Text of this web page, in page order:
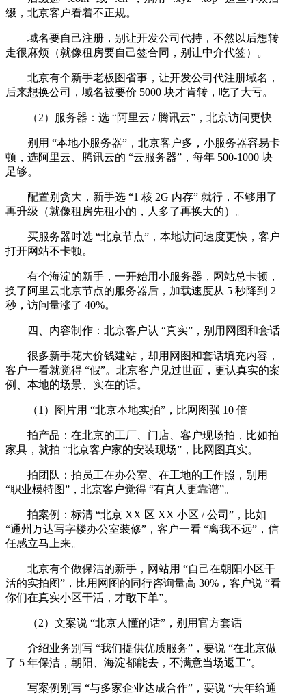
缀，北京客户看着不正规。
域名要自己注册，别让开发公司代持，不然以后想转
走很麻烦（就像租房要自己签合同，别让中介代签）。
北京有个新手老板图省事，让开发公司代注册域名，
后来想换公司，域名被要价 5000 块才肯转，吃了大亏。
（2）服务器：选 “阿里云 / 腾讯云”，北京访问更快
别用 “本地小服务器”，北京客户多，小服务器容易卡
顿，选阿里云、腾讯云的 “云服务器”，每年 500-1000 块
足够。
配置别贪大，新手选 “1 核 2G 内存” 就行，不够用了
再升级（就像租房先租小的，人多了再换大的）。
买服务器时选 “北京节点”，本地访问速度更快，客户
打开网站不卡顿。
有个海淀的新手，一开始用小服务器，网站总卡顿，
换了阿里云北京节点的服务器后，加载速度从 5 秒降到 2
秒，访问量涨了 40%。
四、内容制作：北京客户认 “真实”，别用网图和套话
很多新手花大价钱建站，却用网图和套话填充内容，
客户一看就觉得 “假”。北京客户见过世面，更认真实的案
例、本地的场景、实在的话。
（1）图片用 “北京本地实拍”，比网图强 10 倍
拍产品：在北京的工厂、门店、客户现场拍，比如拍
家具，就拍 “北京客户家的安装现场”，比网图真实。
拍团队：拍员工在办公室、在工地的工作照，别用
“职业模特图”，北京客户觉得 “有真人更靠谱”。
拍案例：标清 “北京 XX 区 XX 小区 / 公司”，比如
“通州万达写字楼办公室装修”，客户一看 “离我不远”，信
任感立马上来。
北京有个做保洁的新手，网站用 “自己在朝阳小区干
活的实拍图”，比用网图的同行咨询量高 30%，客户说 “看
你们在真实小区干活，才敢下单”。
（2）文案说 “北京人懂的话”，别用官方套话
介绍业务别写 “我们提供优质服务”，要说 “在北京做
了 5 年保洁，朝阳、海淀都能去，不满意当场返工”。
写案例别写 “与多家企业达成合作”，要说 “去年给通